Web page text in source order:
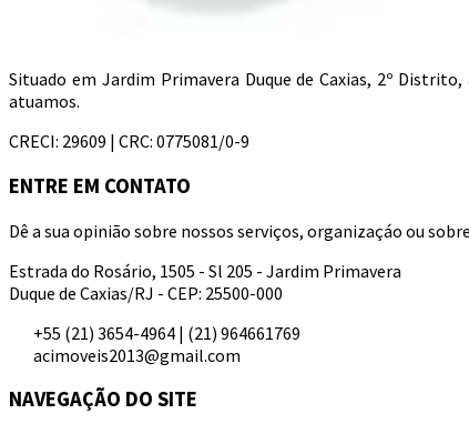
Situado em Jardim Primavera Duque de Caxias, 2º
atuamos.
CRECI: 29609 | CRC: 0775081/0-9
ENTRE EM CONTATO
Dê a sua opinião sobre nossos serviços, organizaçáo ou
Estrada do Rosário, 1505 - Sl 205 - Jardim Primavera
Duque de Caxias/RJ - CEP: 25500-000
+55 (21) 3654-4964 | (21) 964661769
acimoveis2013@gmail.com
NAVEGAÇÃO DO SITE